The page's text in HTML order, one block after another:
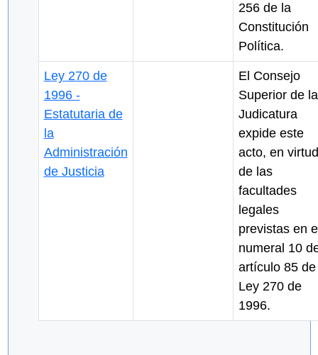
256 de la
Constitución
Política.
Ley 270 de
1996 -
Estatutaria de
la
Administración
de Justicia
El Consejo
Superior de la
Judicatura
expide este
acto, en virtud
de las
facultades
legales
previstas en
numeral 10
artículo 85 de
Ley 270 de
1996.